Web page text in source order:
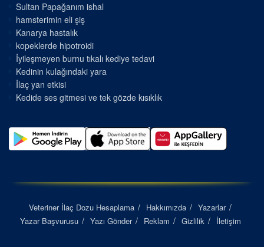
Sultan Papağanım ishal
hamsterimin eli şiş
Kanarya hastalık
kopeklerde hipotroidi
İyileşmeyen burnu tıkalı kediye tedavi
Kedinin kulağındaki yara
İlaç yan etkisi
Kedide ses gitmesi ve tek gözde kısıklık
Veteriner İlaç Dozu Hesaplama Hakkımızda
Yazarlar
Yazar Başvurusu
Yazı Gönder Reklam Gizlilik İletişim